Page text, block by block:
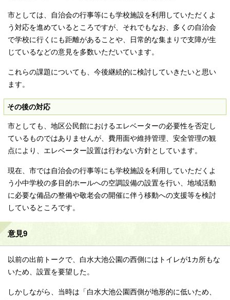
市としては、自治会の行事等にも学校施設を利用していただくよ
う対応を進めているところですが、それでもなお、多くの自治会
で学校に行くにも距離があることや、日常的な集まりで支障が生
じているなどの意見を多数いただいています。
これらの課題についても、今後継続的に検討していきたいと思い
ます。
その後の対応
市としても、地区公民館におけるエレベーターの必要性を否定し
ているものではありませんが、費用面や維持管理、安全管理の観
点により、エレベーター設置は行わない方針としています。
現在、市では自治会の行事等にも学校施設を利用していただくよ
う小中学校の多目的ホールへの空調設備の設置を行い、地域活動
に必要な備品の整備や敬老会の開催に伴う移動への支援等を検討
しているところです。
意見9
以前の出前トークで、白水大池公園の西側にはトイレが1カ所もな
いため、設置を要望した。
しかしながら、当時は「白水大池公園西側が地形的に低いため、